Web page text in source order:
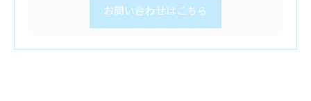
お問い合わせはこちら